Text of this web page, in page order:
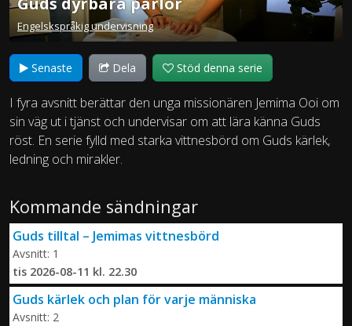
Engelskspråkig undervisning
Senaste Dela Stöd denna serie
I fyra avsnitt berättar den unga missionären Jemima Ooi om
sin väg ut i tjänst och undervisar om att lära känna Guds
röst. En serie fylld med starka vittnesbörd om Guds kärlek,
ledning och mirakler.
Kommande sändningar
Guds tilltal – Jemimas vittnesbörd
Avsnitt: 1
tis 2026-08-11 kl. 22.30
Guds kärlek och plan för varje människa
Avsnitt: 2